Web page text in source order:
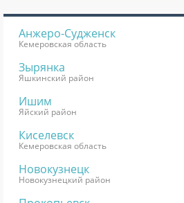
Анжеро-Судженск
Кемеровская область
Зырянка
Яшкинский район
Ишим
Яйский район
Киселевск
Кемеровская область
Новокузнецк
Новокузнецкий район